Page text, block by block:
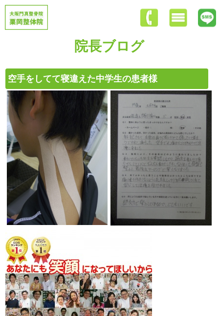
院長ブログ
空手をしてて寝違えた中学生の患者様